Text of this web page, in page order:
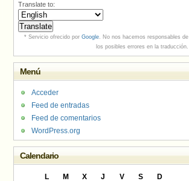
Translate to:
* Servicio ofrecido por Google. No nos hacemos responsables de
los posibles errores en la traducción.
Menú
Acceder
Feed de entradas
Feed de comentarios
WordPress.org
Calendario
L M X J V S
D